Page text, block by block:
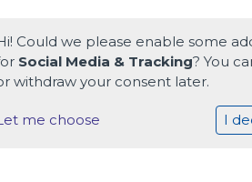
Home
Could we please enable some
Social Media & Tracking? You
withdraw your consent later.
me choose I